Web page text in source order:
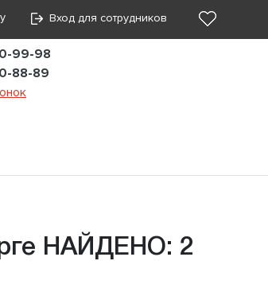
Вход для сотрудников
99-98
88-89
НАЙДЕНО: 2